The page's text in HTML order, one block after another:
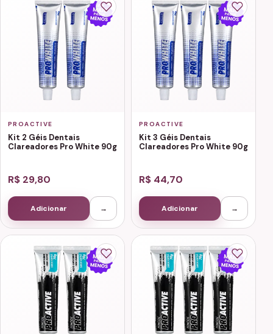
PROACTIVE
Kit 2 Géis Dentais
Clareadores Pro White 90g
R$ 29,80
Adicionar →
PROACTIVE
Kit 3 Géis Dentais
Clareadores Pro White 90g
R$ 44,70
Adicionar →